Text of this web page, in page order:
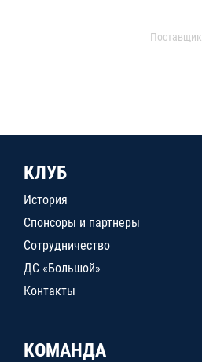
Поставщик
КЛУБ
История
Спонсоры и партнеры
Сотрудничество
ДС «Большой»
Контакты
КОМАНДА